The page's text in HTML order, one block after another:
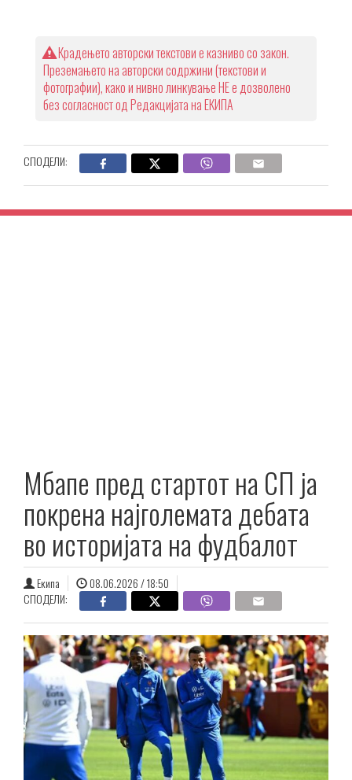
Крадењето авторски текстови е казниво со закон.
Преземањето на авторски содржини (текстови и
фотографии), како и нивно линкување НЕ е дозволено
без согласност од Редакцијата на ЕКИПА
СПОДЕЛИ:
Мбапе пред стартот на СП ја
покрена најголемата дебата
во историјата на фудбалот
Екипа
08.06.2026 / 18:50
СПОДЕЛИ: